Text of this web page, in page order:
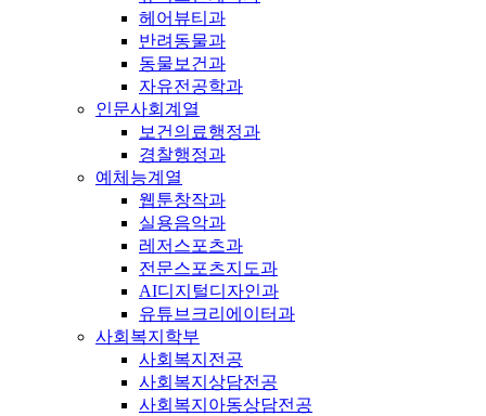
헤어뷰티과
반려동물과
동물보건과
자유전공학과
인문사회계열
보건의료행정과
경찰행정과
예체능계열
웹툰창작과
실용음악과
레저스포츠과
전문스포츠지도과
AI디지털디자인과
유튜브크리에이터과
사회복지학부
사회복지전공
사회복지상담전공
사회복지아동상담전공